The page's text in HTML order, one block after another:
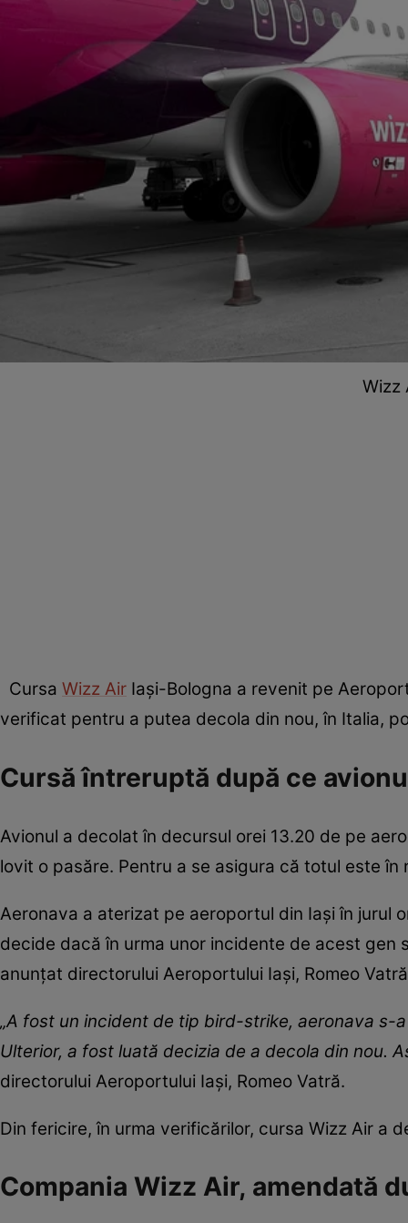
Wizz
Cursa Wizz Air Iaşi-Bologna a revenit pe
verificat pentru a putea decola din nou, în Italia,
Cursă întreruptă după ce
Avionul a decolat în decursul orei 13.20 de pe
lovit o pasăre. Pentru a se asigura că totul este
Aeronava a aterizat pe aeroportul din Iași în jurul
decide dacă în urma unor incidente de acest gen
anunțat directorului Aeroportului Iaşi, Romeo
„A fost un incident de tip bird-strike, aeronava s-
Ulterior, a fost luată decizia de a decola din nou.
directorului Aeroportului Iaşi, Romeo Vatră.
Din fericire, în urma verificărilor, cursa Wizz Air a
Compania Wizz Air, amendată